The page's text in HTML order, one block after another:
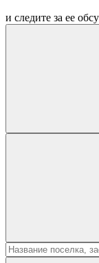
и следите за ее